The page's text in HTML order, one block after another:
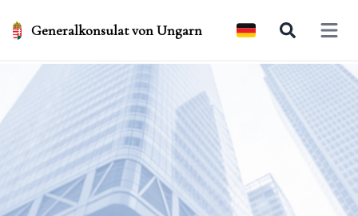
Generalkonsulat von Ungarn Open